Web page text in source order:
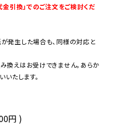
金引換」でのご注文をご検討くだ
発生した場合も、同様の対応と
換えはお受けできません。あらか
いたします。
円 )